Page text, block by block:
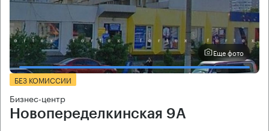
Еще фото
БЕЗ КОМИССИИ
Бизнес-центр
Новопеределкинская 9А